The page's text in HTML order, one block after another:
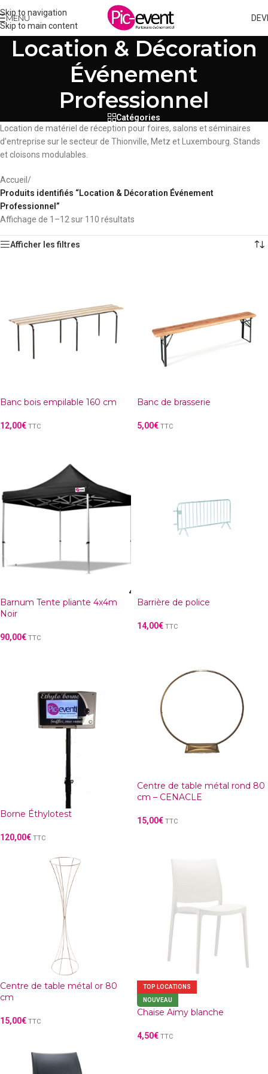
Skip to navigation
Skip to main content
MENU
Location & Décoration
Événement
Professionnel
Catégories
Location de matériel de réception pour foires, salons et séminaires
d’entreprise sur le secteur de Thionville, Metz et Luxembourg. Stands
et cloisons modulables.
Accueil /
Produits identifiés “Location & Décoration Événement
Professionnel”
Affichage de 1–12 sur 110 résultats
Afficher les filtres
Banc bois empilable 160 cm
12,00€ TTC
Banc de brasserie
5,00€ TTC
Barnum Tente pliante 4x4m
Noir
90,00€ TTC
Barrière de police
14,00€ TTC
Borne Éthylotest
120,00€ TTC
Centre de table métal rond 80
cm – CENACLE
15,00€ TTC
Centre de table métal or 80
cm
15,00€ TTC
TOP LOCATIONS
NOUVEAU
Chaise Aimy blanche
4,50€ TTC